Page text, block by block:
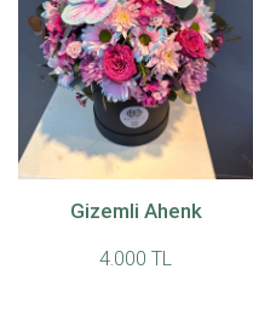
Gizemli Ahenk
4.000 TL